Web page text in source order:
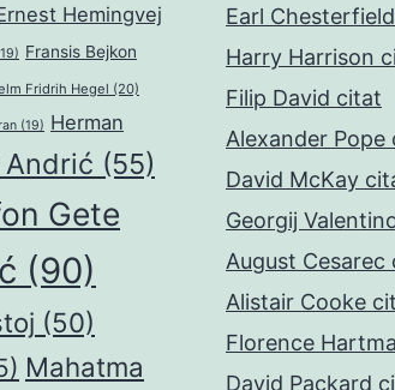
Hemingvej
Fransis Bejkon
Fridrih Hegel (20)
(19) Herman
Andrić (55)
Gete
(90)
(50)
Mahatma
Earl
Harry Harrison
Filip David citat
Alexander Pope
David McKay
Georgij
August Cesarec
Alistair Cooke
Florence
David Packard